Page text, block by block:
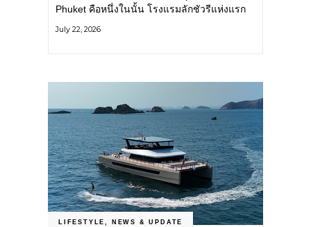
Phuket คือหนึ่งในนั้น โรงแรมลักชัวรีแห่งแรก
แหลมพันวา ทางตะวันออกเฉียงใต้ของเกาะ
July 22, 2026
LIFESTYLE, NEWS & UPDATE